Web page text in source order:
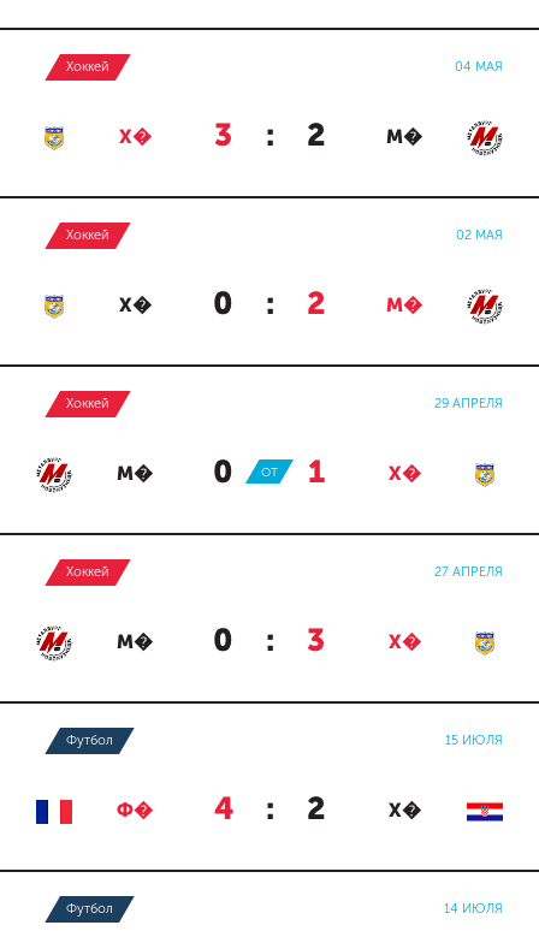
Хоккей 04 МАЯ
Х� 3 : 2 М�
Хоккей 02 МАЯ
Х� 0 : 2 М�
Хоккей 29 АПРЕЛЯ
М� 0 : 1 Х�
ОТ
Хоккей 27 АПРЕЛЯ
М� 0 : 3 Х�
Футбол 15 ИЮЛЯ
Ф� 4 : 2 Х�
Футбол 14 ИЮЛЯ